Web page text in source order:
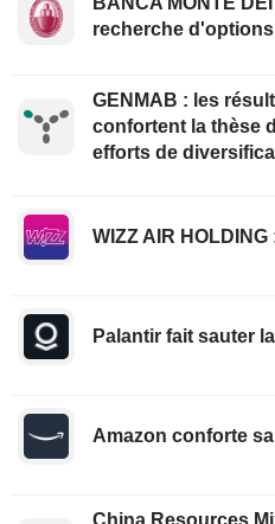
recherche
GENMAB : les
confortent la thèse
efforts de
WIZZ AIR
Palantir fait sauter
Amazon conforte